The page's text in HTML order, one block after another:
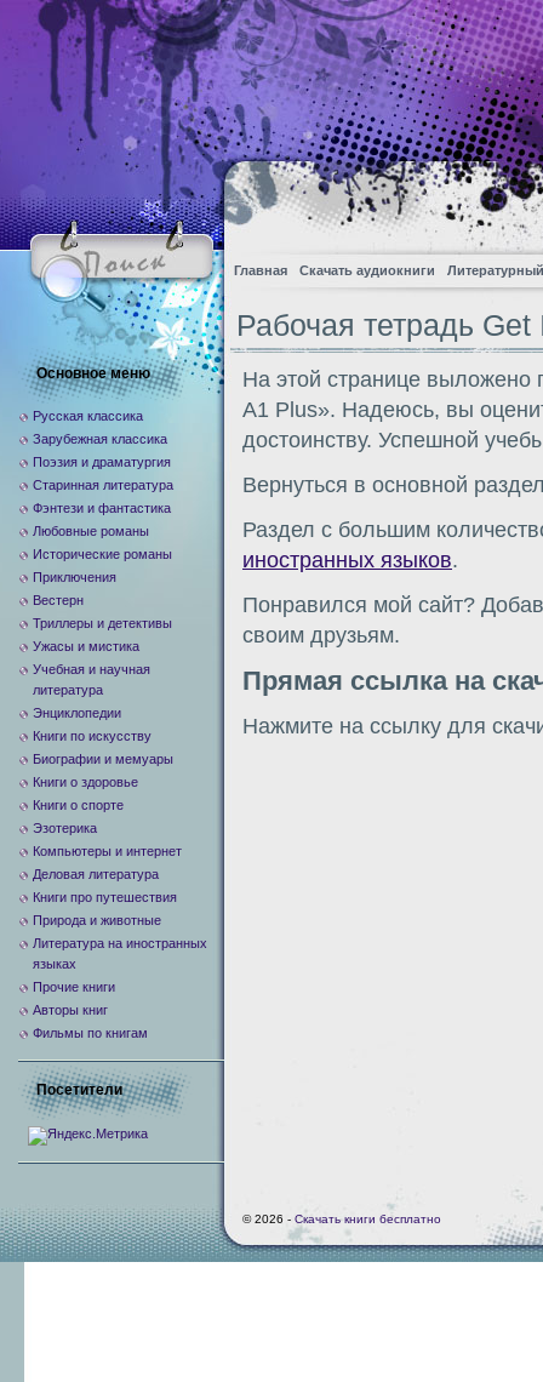
Главная Скачать аудиокниги
Рабочая тетрадь
На этой странице выложено
A1 Plus». Надеюсь, вы
достоинству. Успешной
Вернуться в основной
Раздел с большим
иностранных языков.
Понравился мой сайт?
своим друзьям.
Прямая ссылка на
Нажмите на ссылку для
Основное меню
Русская классика
Зарубежная классика
Поэзия и драматургия
Старинная литература
Фэнтези и фантастика
Любовные романы
Исторические романы
Приключения
Вестерн
Триллеры и детективы
Ужасы и мистика
Учебная и научная
литература
Энциклопедии
Книги по искусству
Биографии и мемуары
Книги о здоровье
Книги о спорте
Эзотерика
Компьютеры и интернет
Деловая литература
Книги про путешествия
Природа и животные
Литература на иностранных
языках
Прочие книги
Авторы книг
Фильмы по книгам
Посетители
© 2026 - Скачать книги бесплатно